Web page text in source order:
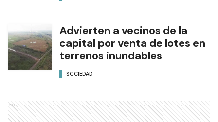
Advierten a vecinos de la
capital por venta de lotes en
terrenos inundables
SOCIEDAD
Ads